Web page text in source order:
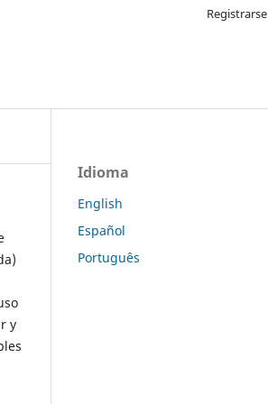
Registrarse
y
Idioma
English
Español
Português